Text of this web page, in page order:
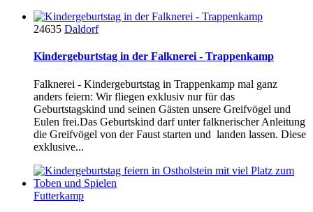
24635 Daldorf
Kindergeburtstag in der Falknerei - Trappenkamp
Falknerei - Kindergeburtstag in Trappenkamp mal ganz
anders feiern: Wir fliegen exklusiv nur für das
Geburtstagskind und seinen Gästen unsere Greifvögel und
Eulen frei.Das Geburtskind darf unter falknerischer Anleitung
die Greifvögel von der Faust starten und landen lassen. Diese
exklusive...
Futterkamp